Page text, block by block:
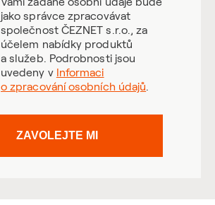
jako správce zpracovávat
společnost ČEZNET s.r.o., za
účelem nabídky produktů
a služeb. Podrobnosti jsou
uvedeny v Informaci
o zpracování osobních údajů.
ZAVOLEJTE MI